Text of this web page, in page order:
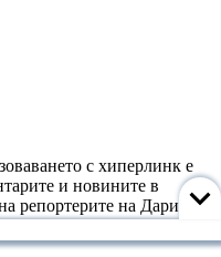
с хиперлинк е
и новините в
репортерите на Дарик
Снимки: Дарик